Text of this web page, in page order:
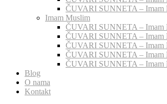
ČUVARI SUNNETA – Imam
Imam Muslim
ČUVARI SUNNETA – Imam
ČUVARI SUNNETA – Imam
ČUVARI SUNNETA – Imam
ČUVARI SUNNETA – Imam
ČUVARI SUNNETA – Imam
Blog
O nama
Kontakt